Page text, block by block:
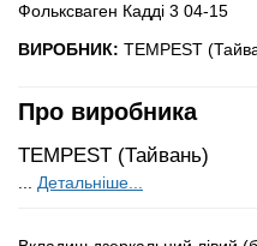
Фольксваген Кадді 3 04-15
ВИРОБНИК: TEMPEST
Про виробника
TEMPEST (Тайвань)
Детальніше...